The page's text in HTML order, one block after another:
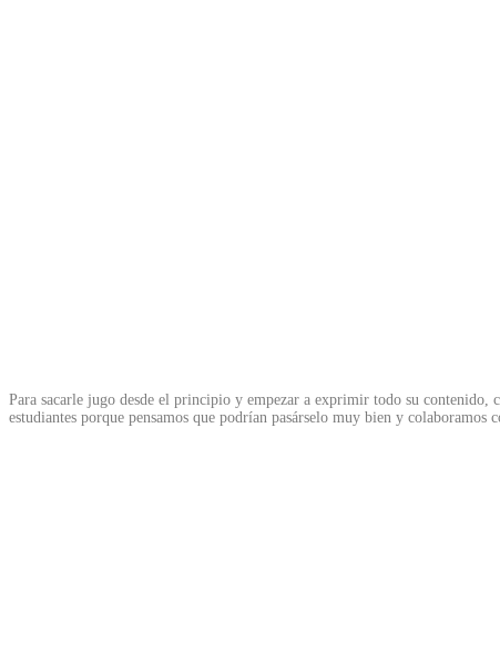
Para sacarle jugo desde el principio y empezar a exprimir todo su contenido,
estudiantes porque pensamos que podrían pasárselo muy bien y colaboramos